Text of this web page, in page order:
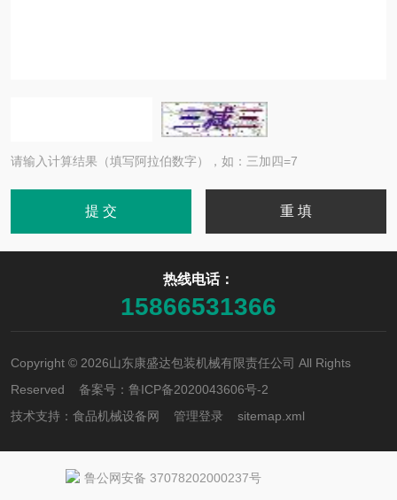
请输入计算结果（填写阿拉伯数字），如：三加四=7
热线电话：
15866531366
Copyright © 2026山东康盛达包装机械有限责任公司 All Rights
Reserved 备案号： 鲁ICP备2020043606号-2
技术支持： 食品机械设备网 管理登录 sitemap.xml
鲁公网安备 37078202000237号